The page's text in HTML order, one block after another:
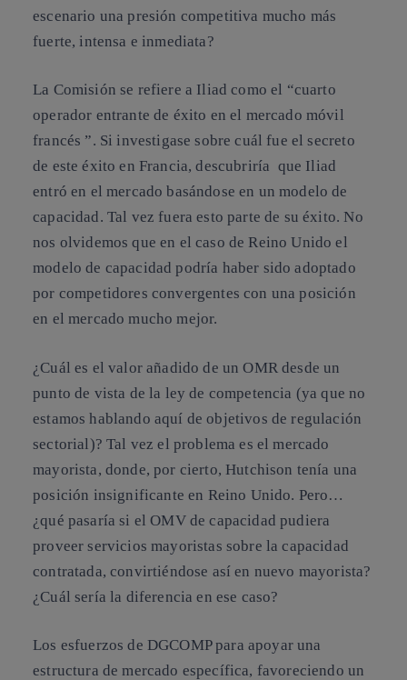
escenario una presión competitiva mucho más
fuerte, intensa e inmediata?
La Comisión se refiere a Iliad como el “cuarto
operador entrante de éxito en el mercado móvil
francés ”. Si investigase sobre cuál fue el secreto
de este éxito en Francia, descubriría que Iliad
entró en el mercado basándose en un modelo de
capacidad. Tal vez fuera esto parte de su éxito. No
nos olvidemos que en el caso de Reino Unido el
modelo de capacidad podría haber sido adoptado
por competidores convergentes con una posición
en el mercado mucho mejor.
¿Cuál es el valor añadido de un OMR desde un
punto de vista de la ley de competencia (ya que no
estamos hablando aquí de objetivos de regulación
sectorial)? Tal vez el problema es el mercado
mayorista, donde, por cierto, Hutchison tenía una
posición insignificante en Reino Unido. Pero…
¿qué pasaría si el OMV de capacidad pudiera
proveer servicios mayoristas sobre la capacidad
contratada, convirtiéndose así en nuevo mayorista?
¿Cuál sería la diferencia en ese caso?
Los esfuerzos de DGCOMP para apoyar una
estructura de mercado específica, favoreciendo un